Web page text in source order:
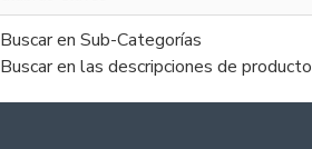
Buscar en Sub-Categorías
Buscar en las descripciones de producto